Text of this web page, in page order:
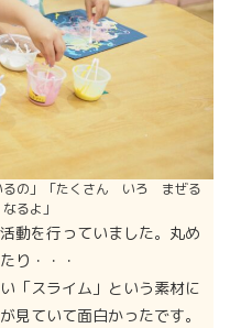
の」「たくさん いろ まぜる
るよ」
動を行っていました。丸め
り・・・
「スライム」という素材に
見ていて面白かったです。